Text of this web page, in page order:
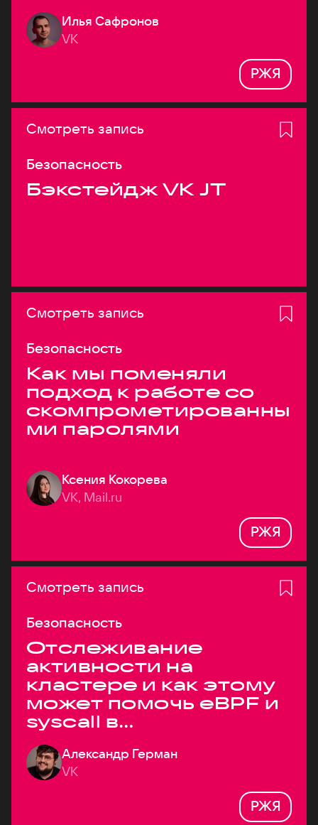
Илья Сафронов
VK
РЖЯ
Смотреть запись
Безопасность
Бэкстейдж VK JT
Смотреть запись
Безопасность
Как мы поменяли
подход к работе со
скомпрометированны
ми паролями
Ксения Кокорева
VK, Mail.ru
РЖЯ
Смотреть запись
Безопасность
Отслеживание
активности на
кластере и как этому
может помочь eBPF и
syscall в
высоконагруженных
системах
Александр Герман
VK
РЖЯ